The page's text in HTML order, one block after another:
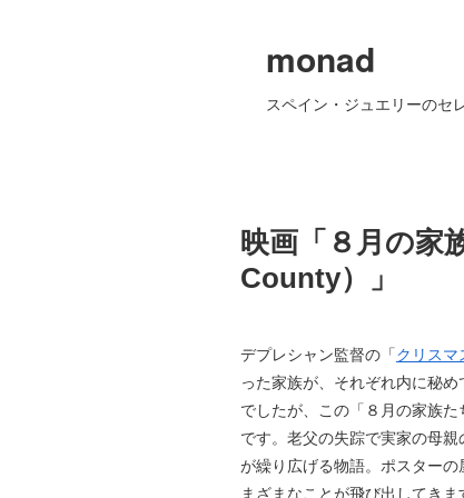
monad
スペイン・ジュエリーのセ
映画「８月の家
County）」
デプレシャン監督の「クリスマ
った家族が、それぞれ内に秘
でしたが、この「８月の家族
です。老父の失踪で実家の母
が繰り広げる物語。ポスター
まざまなことが飛び出してきま